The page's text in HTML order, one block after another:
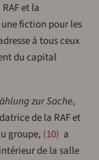
et la
fiction pour les
à tous ceux
du capital
zur Sache,
de la RAF et
groupe, 10 a
de la salle